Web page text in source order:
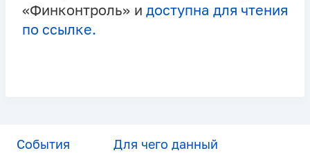
«Финконтроль» и доступна для чтения
по ссылке.
События
Для чего данный